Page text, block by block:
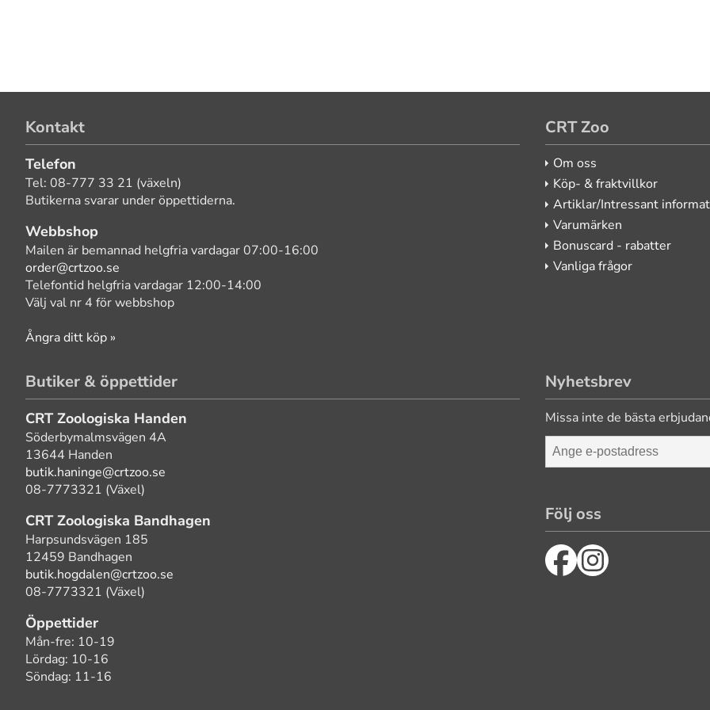
Kontakt
Telefon
Tel: 08-777 33 21 (växeln)
Butikerna svarar under öppettiderna.
Webbshop
Mailen är bemannad helgfria vardagar 07:00-16:00
order@crtzoo.se
Telefontid helgfria vardagar 12:00-14:00
Välj val nr 4 för webbshop
Ångra ditt köp »
CRT Zoo
Om oss
Köp- & fraktvillkor
Artiklar/Intressant
Varumärken
Bonuscard - rabatter
Vanliga frågor
Butiker & öppettider
CRT Zoologiska Handen
Söderbymalmsvägen 4A
13644 Handen
butik.haninge@crtzoo.se
08-7773321 (Växel)
CRT Zoologiska Bandhagen
Harpsundsvägen 185
12459 Bandhagen
butik.hogdalen@crtzoo.se
08-7773321 (Växel)
Öppettider
Mån-fre: 10-19
Lördag: 10-16
Söndag: 11-16
Nyhetsbrev
Missa inte de bästa
Följ oss